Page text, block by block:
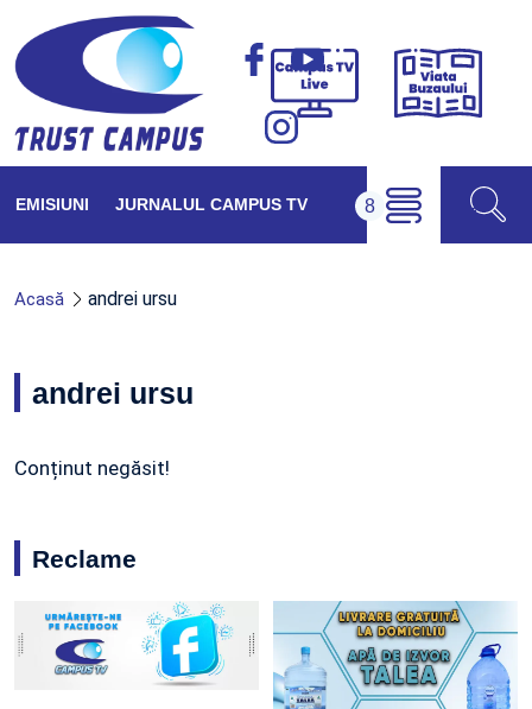
Campus
Viața
EMISIUNI JURNALUL CAMPUS TV
Acasă andrei ursu
andrei ursu
Conținut negăsit!
Reclame